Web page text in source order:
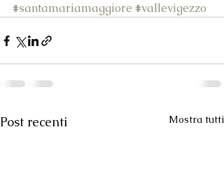
#santamariamaggiore #vallevigezzo
Post recenti Mostra tutti